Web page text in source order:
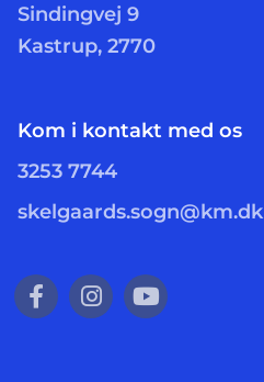
Sindingvej 9
Kastrup, 2770
Kom i kontakt med os
3253 7744
skelgaards.sogn@km.dk